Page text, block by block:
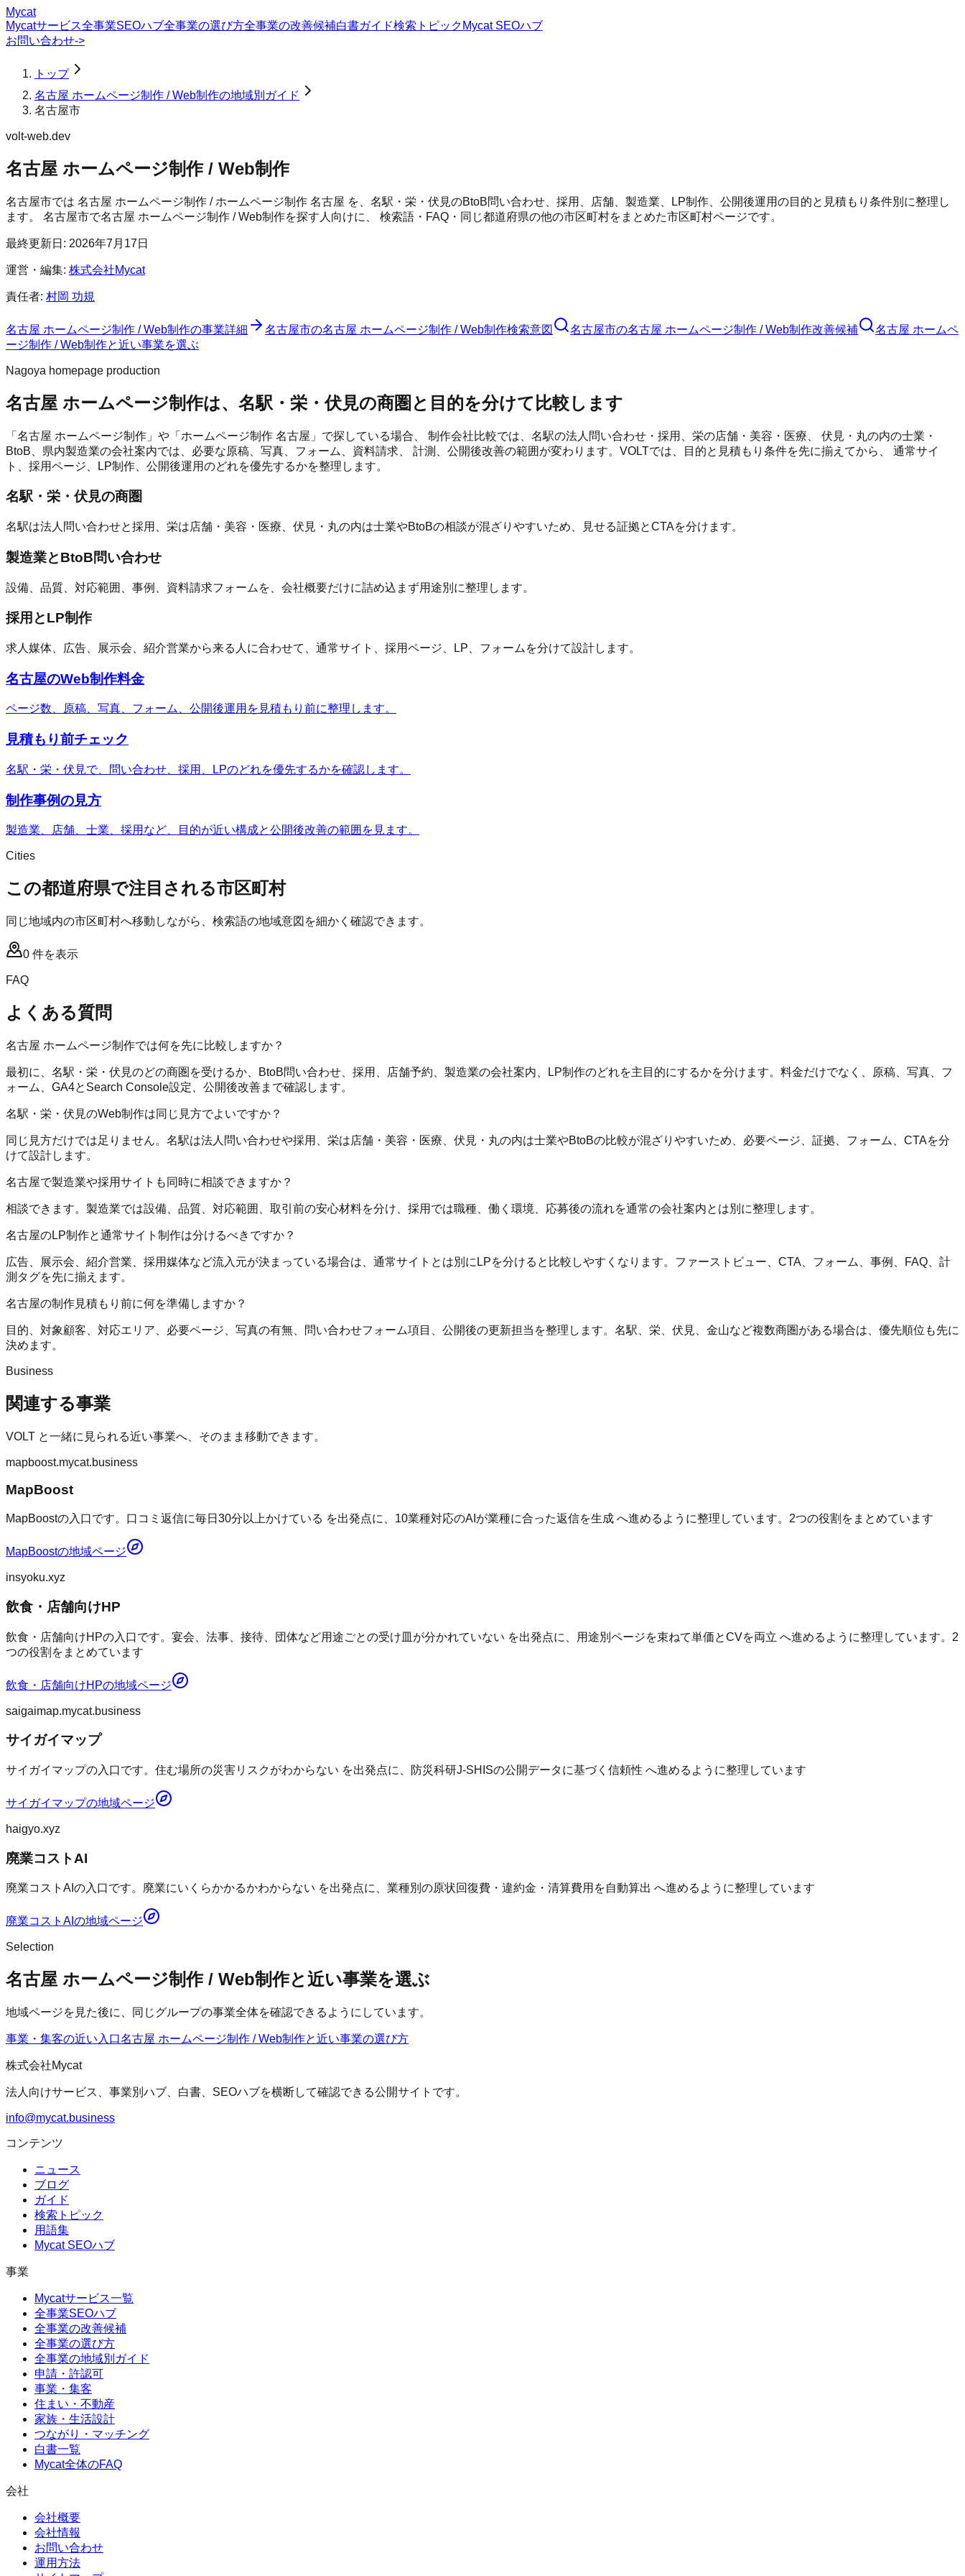
Mycat
Mycatサービス全事業SEOハブ全事業の選び方全事業の改善候補白書ガイド検索トピック Mycat SEOハブ
お問い合わせ->
トップ
名古屋 ホームページ制作 / Web制作の地域別ガイド
名古屋市
volt-web.dev
名古屋 ホームページ制作 / Web制作
名古屋市では 名古屋 ホームページ制作 / ホームページ制作 名古屋 を、名駅・栄・伏見のBtoB問い合わせ、採用、店舗、製造業、LP制作、公開後運用の目的と見積もり条件別に整理し
ます。 名古屋市で名古屋 ホームページ制作 / Web制作を探す人向けに、 検索語・FAQ・同じ都道府県の他の市区町村をまとめた市区町村ページです。
最終更新日: 2026年7月17日
運営・編集: 株式会社Mycat
責任者: 村岡 功規
名古屋 ホームページ制作 / Web制作の事業詳細 名古屋市の名古屋 ホームページ制作 / Web制作検索意図 名古屋市の名古屋 ホームページ制作 / Web制作改善候補
名古屋 ホームペ
ージ制作 / Web制作と近い事業を選ぶ
Nagoya homepage production
名古屋 ホームページ制作は、名駅・栄・伏見の商圏と目的を分けて比較します
「名古屋 ホームページ制作」や「ホームページ制作 名古屋」で探している場合、 制作会社比較では、名駅の法人問い合わせ・採用、栄の店舗・美容・医療、 伏見・丸の内の士業・
BtoB、県内製造業の会社案内では、必要な原稿、写真、フォーム、資料請求、 計測、公開後改善の範囲が変わります。VOLTでは、目的と見積もり条件を先に揃えてから、 通常サイ
ト、採用ページ、LP制作、公開後運用のどれを優先するかを整理します。
名駅・栄・伏見の商圏
名駅は法人問い合わせと採用、栄は店舗・美容・医療、伏見・丸の内は士業やBtoBの相談が混ざりやすいため、見せる証拠とCTAを分けます。
製造業とBtoB問い合わせ
設備、品質、対応範囲、事例、資料請求フォームを、会社概要だけに詰め込まず用途別に整理します。
採用とLP制作
求人媒体、広告、展示会、紹介営業から来る人に合わせて、通常サイト、採用ページ、LP、フォームを分けて設計します。
名古屋のWeb制作料金
ページ数、原稿、写真、フォーム、公開後運用を見積もり前に整理します。
見積もり前チェック
名駅・栄・伏見で、問い合わせ、採用、LPのどれを優先するかを確認します。
制作事例の見方
製造業、店舗、士業、採用など、目的が近い構成と公開後改善の範囲を見ます。
Cities
この都道府県で注目される市区町村
同じ地域内の市区町村へ移動しながら、検索語の地域意図を細かく確認できます。
0 件を表示
FAQ
よくある質問
名古屋 ホームページ制作では何を先に比較しますか？
最初に、名駅・栄・伏見のどの商圏を受けるか、BtoB問い合わせ、採用、店舗予約、製造業の会社案内、LP制作のどれを主目的にするかを分けます。料金だけでなく、原稿、写真、フ
ォーム、GA4とSearch Console設定、公開後改善まで確認します。
名駅・栄・伏見のWeb制作は同じ見方でよいですか？
同じ見方だけでは足りません。名駅は法人問い合わせや採用、栄は店舗・美容・医療、伏見・丸の内は士業やBtoBの比較が混ざりやすいため、必要ページ、証拠、フォーム、CTAを分
けて設計します。
名古屋で製造業や採用サイトも同時に相談できますか？
相談できます。製造業では設備、品質、対応範囲、取引前の安心材料を分け、採用では職種、働く環境、応募後の流れを通常の会社案内とは別に整理します。
名古屋のLP制作と通常サイト制作は分けるべきですか？
広告、展示会、紹介営業、採用媒体など流入元が決まっている場合は、通常サイトとは別にLPを分けると比較しやすくなります。ファーストビュー、CTA、フォーム、事例、FAQ、計
測タグを先に揃えます。
名古屋の制作見積もり前に何を準備しますか？
目的、対象顧客、対応エリア、必要ページ、写真の有無、問い合わせフォーム項目、公開後の更新担当を整理します。名駅、栄、伏見、金山など複数商圏がある場合は、優先順位も先に
決めます。
Business
関連する事業
VOLT と一緒に見られる近い事業へ、そのまま移動できます。
mapboost.mycat.business
MapBoost
MapBoostの入口です。口コミ返信に毎日30分以上かけている を出発点に、10業種対応のAIが業種に合った返信を生成 へ進めるように整理しています。2つの役割をまとめています
MapBoostの地域ページ
insyoku.xyz
飲食・店舗向けHP
飲食・店舗向けHPの入口です。宴会、法事、接待、団体など用途ごとの受け皿が分かれていない を出発点に、用途別ページを束ねて単価とCVを両立 へ進めるように整理しています。2
つの役割をまとめています
飲食・店舗向けHPの地域ページ
saigaimap.mycat.business
サイガイマップ
サイガイマップの入口です。住む場所の災害リスクがわからない を出発点に、防災科研J-SHISの公開データに基づく信頼性 へ進めるように整理しています
サイガイマップの地域ページ
haigyo.xyz
廃業コストAI
廃業コストAIの入口です。廃業にいくらかかるかわからない を出発点に、業種別の原状回復費・違約金・清算費用を自動算出 へ進めるように整理しています
廃業コストAI の地域ページ
Selection
名古屋 ホームページ制作 / Web制作と近い事業を選ぶ
地域ページを見た後に、同じグループの事業全体を確認できるようにしています。
事業・集客の近い入口名古屋 ホームページ制作 / Web制作と近い事業の選び方
株式会社Mycat
法人向けサービス、事業別ハブ、白書、SEOハブを横断して確認できる公開サイトです。
info@mycat.business
コンテンツ
ニュース
ブログ
ガイド
検索トピック
用語集
Mycat SEOハブ
事業
Mycatサービス一覧
全事業SEOハブ
全事業の改善候補
全事業の選び方
全事業の地域別ガイド
申請・許認可
事業・集客
住まい・不動産
家族・生活設計
つながり・マッチング
白書一覧
Mycat全体のFAQ
会社
会社概要
会社情報
お問い合わせ
運用方法